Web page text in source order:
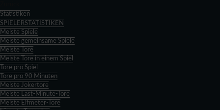
Statistiken
SPIELERSTATISTIKEN
Meiste Spiele
Meiste gemeinsame Spiele
Meiste Tore
Meiste Tore in einem Spiel
Tore pro Spiel
Tore pro 90 Minuten
Meiste Jokertore
Meiste Last-Minute-Tore
Meiste Elfmeter-Tore